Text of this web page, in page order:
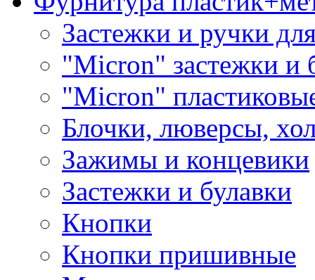
Застежки и ручки
"Micron" застежки и
"Micron"
Блочки, люверсы,
Зажимы и концевики
Застежки и булавки
Кнопки
Кнопки пришивные